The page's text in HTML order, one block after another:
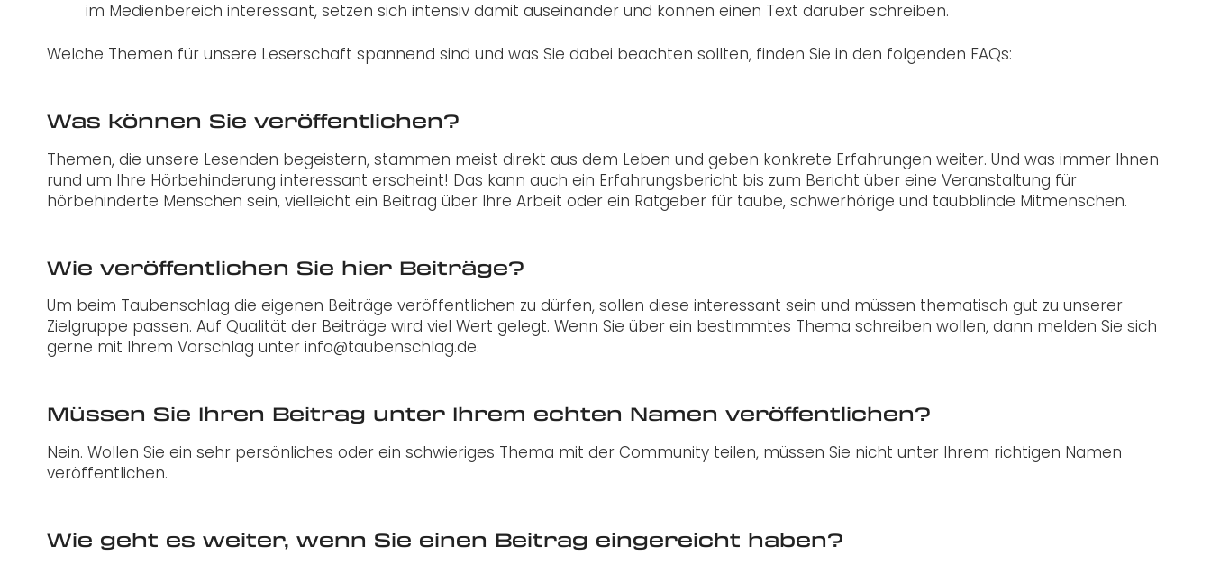
im Medienbereich interessant, setzen sich intensiv damit auseinander und können einen Text darüber schreiben.
Welche Themen für unsere Leserschaft spannend sind und was Sie dabei beachten sollten, finden Sie in den folgenden FAQs:
Was können Sie veröffentlichen?
Themen, die unsere Lesenden begeistern, stammen meist direkt aus dem Leben und geben konkrete Erfahrungen weiter. Und was immer Ihnen
rund um Ihre Hörbehinderung interessant erscheint! Das kann auch ein Erfahrungsbericht bis zum Bericht über eine Veranstaltung für
hörbehinderte Menschen sein, vielleicht ein Beitrag über Ihre Arbeit oder ein Ratgeber für taube, schwerhörige und taubblinde Mitmenschen.
Wie veröffentlichen Sie hier Beiträge?
Um beim Taubenschlag die eigenen Beiträge veröffentlichen zu dürfen, sollen diese interessant sein und müssen thematisch gut zu unserer
Zielgruppe passen. Auf Qualität der Beiträge wird viel Wert gelegt. Wenn Sie über ein bestimmtes Thema schreiben wollen, dann melden Sie sich
gerne mit Ihrem Vorschlag unter info@taubenschlag.de.
Müssen Sie Ihren Beitrag unter Ihrem echten Namen veröffentlichen?
Nein. Wollen Sie ein sehr persönliches oder ein schwieriges Thema mit der Community teilen, müssen Sie nicht unter Ihrem richtigen Namen
veröffentlichen.
Wie geht es weiter, wenn Sie einen Beitrag eingereicht haben?